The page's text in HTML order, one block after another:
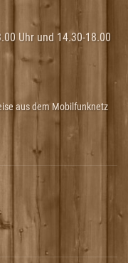
Uhr und 14.30-18.00
aus dem Mobilfunknetz